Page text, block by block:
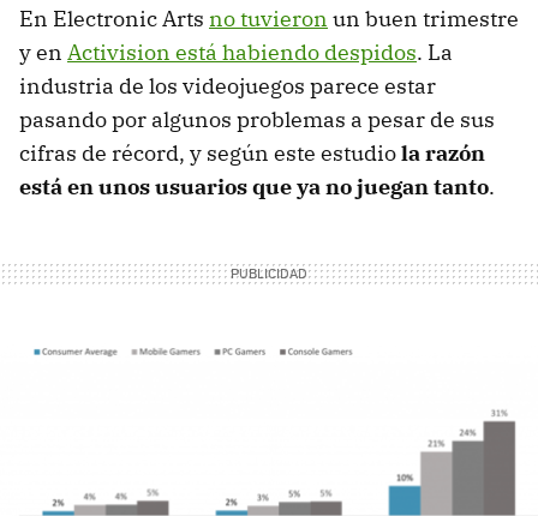
En Electronic Arts no tuvieron un buen trimestre
y en Activision está habiendo despidos. La
industria de los videojuegos parece estar
pasando por algunos problemas a pesar de sus
cifras de récord, y según este estudiola razón
está en unos usuarios que ya no juegan tanto.